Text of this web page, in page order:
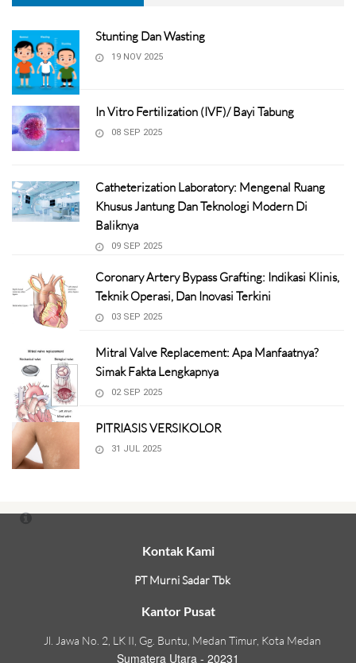
Stunting Dan Wasting
19 NOV 2025
In Vitro Fertilization (IVF)/ Bayi Tabung
08 SEP 2025
Catheterization Laboratory: Mengenal Ruang
Khusus Jantung Dan Teknologi Modern Di
Baliknya
09 SEP 2025
Coronary Artery Bypass Grafting: Indikasi Klinis,
Teknik Operasi, Dan Inovasi Terkini
03 SEP 2025
Mitral Valve Replacement: Apa Manfaatnya?
Simak Fakta Lengkapnya
02 SEP 2025
PITRIASIS VERSIKOLOR
31 JUL 2025
Kontak Kami
PT Murni Sadar Tbk
Kantor Pusat
Jl. Jawa No. 2, LK II, Gg. Buntu, Medan Timur, Kota Medan
Sumatera Utara - 20231